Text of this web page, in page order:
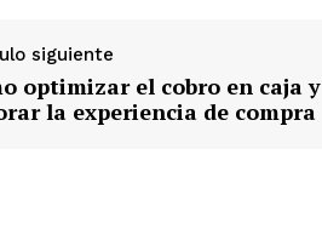
siguiente
optimizar el cobro en caja y
la experiencia de compra